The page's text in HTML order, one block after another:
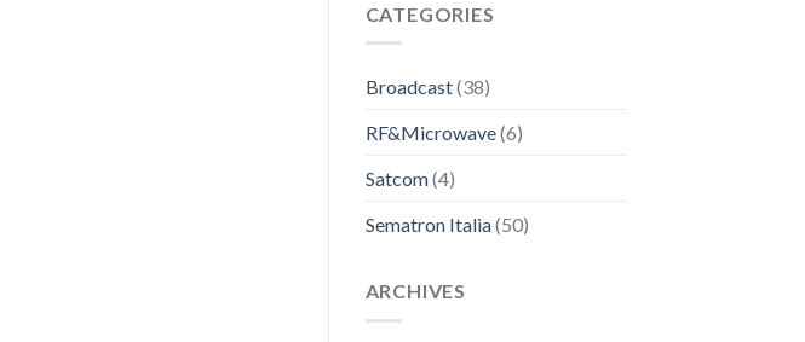
CATEGORIES
Broadcast(38)
RF&Microwave(6)
Satcom(4)
Sematron Italia(50)
ARCHIVES